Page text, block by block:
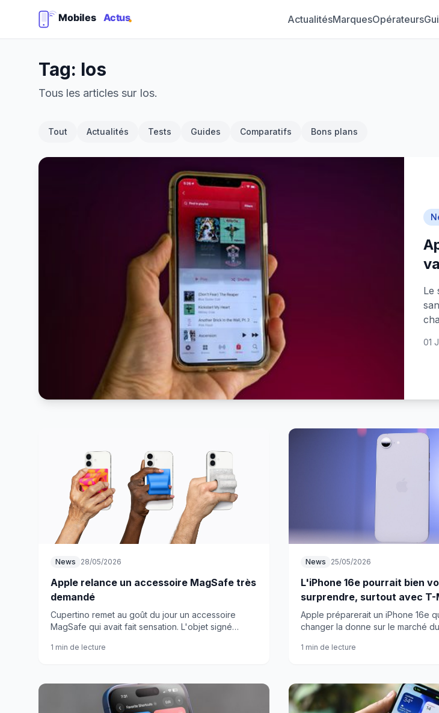
ActualitésMarquesOpérateurs
Tag: Ios
Tous les articles sur Ios.
Tout Actualités Tests Guides Comparatifs Bons plans
Le
01
News 28/05/2026
Apple relance un accessoire MagSafe très
demandé
Cupertino remet au goût du jour un accessoire
MagSafe qui avait fait sensation. L'objet signé
1 min de lecture
News 25/05/2026
L'iPhone 16e pourrait bien
surprendre, surtout avec T-
Apple préparerait un iPhone 16e
changer la donne sur le marché
intéressant.
1 min de lecture